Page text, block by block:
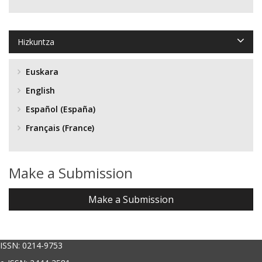
Hizkuntza
Euskara
English
Español (España)
Français (France)
Make a Submission
Make a Submission
ISSN: 0214-9753